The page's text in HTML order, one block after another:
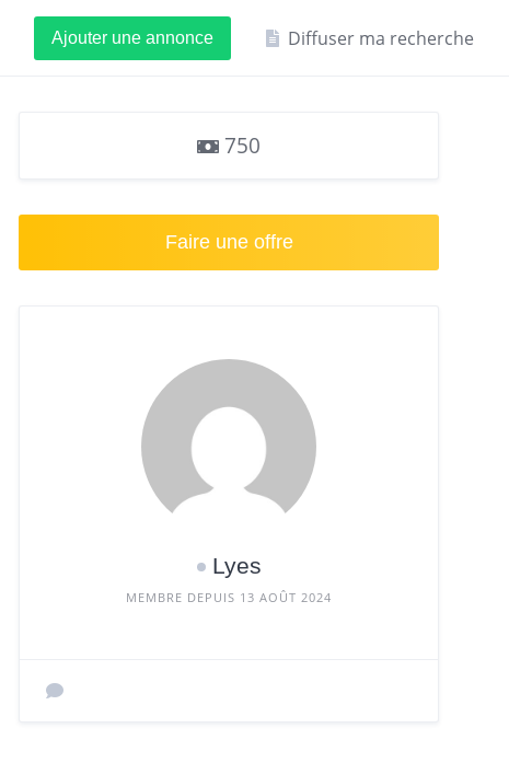
Ajouter une annonce Diffuser ma recherche
750
Faire une offre
Lyes
MEMBRE DEPUIS 13 AOÛT 2024